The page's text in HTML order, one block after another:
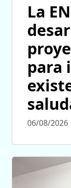
La
para
06/08/2026